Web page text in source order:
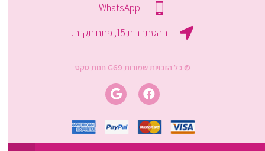
WhatsApp
ההסתדרות 15, פתח תקווה.
© כל הזכויות שמורות G69 חנות סקס